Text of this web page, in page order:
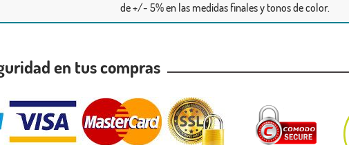
de +/- 5% en las medidas finales y tonos de color.
en tus compras